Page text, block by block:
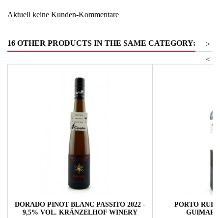
Aktuell keine Kunden-Kommentare
16 OTHER PRODUCTS IN THE SAME CATEGORY:
>
<
DORADO PINOT BLANC PASSITO 2022 -
9,5% VOL. KRÄNZELHOF WINERY
PORTO